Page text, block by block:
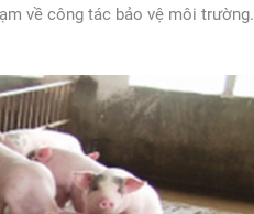
về công tác bảo vệ môi trường.